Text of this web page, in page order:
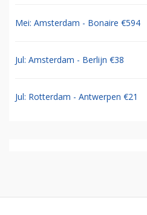
Mei: Amsterdam - Bonaire €594
Jul: Amsterdam - Berlijn €38
Jul: Rotterdam - Antwerpen €21